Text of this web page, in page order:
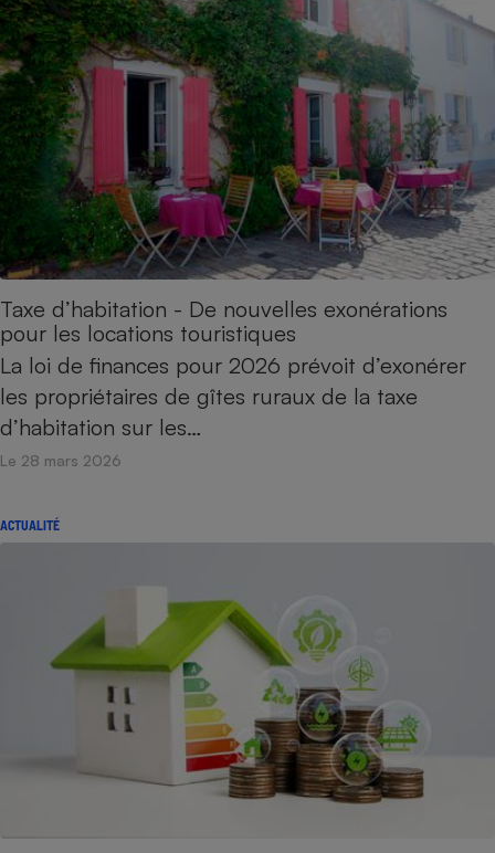
Taxe d’habitation - De nouvelles exonérations
pour les locations touristiques
La loi de finances pour 2026 prévoit d’exonérer
les propriétaires de gîtes ruraux de la taxe
d’habitation sur les…
Le 28 mars 2026
ACTUALITÉ